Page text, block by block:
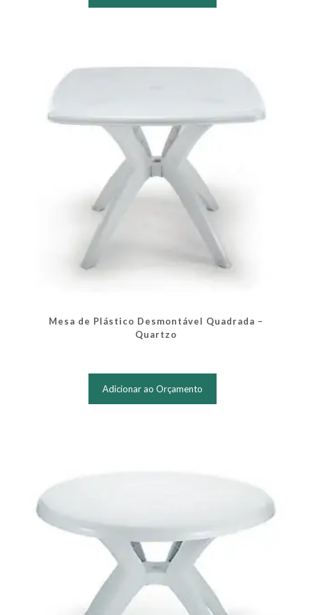
Mesa de Plástico Desmontável Quadrada –
Quartzo
Adicionar ao Orçamento